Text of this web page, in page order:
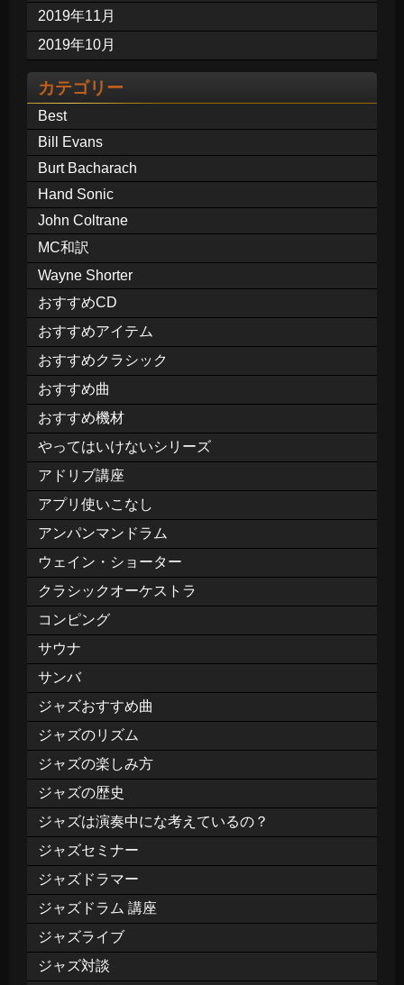
2019年11月
2019年10月
カテゴリー
Best
Bill Evans
Burt Bacharach
Hand Sonic
John Coltrane
MC和訳
Wayne Shorter
おすすめCD
おすすめアイテム
おすすめクラシック
おすすめ曲
おすすめ機材
やってはいけないシリーズ
アドリブ講座
アプリ使いこなし
アンパンマンドラム
ウェイン・ショーター
クラシックオーケストラ
コンピング
サウナ
サンバ
ジャズおすすめ曲
ジャズのリズム
ジャズの楽しみ方
ジャズの歴史
ジャズは演奏中にな考えているの？
ジャズセミナー
ジャズドラマー
ジャズドラム 講座
ジャズライブ
ジャズ対談